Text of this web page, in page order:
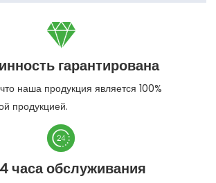

гарантирована
наша продукция является 100%
продукцией.

часа обслуживания